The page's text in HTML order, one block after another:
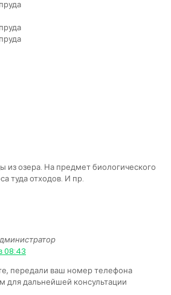
из озера. На предмет биологического
туда отходов. И пр.
08:43
передали ваш номер телефона
для дальнейшей консультации